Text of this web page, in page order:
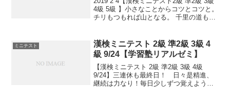
4級 5級 】小さなことからコツとコツと。
チリもつもれば山となる。 千里の道も一
熟語問題などの出来具合が合否...
ミニテスト
漢検ミニテスト 2級 準2級 3級 4
級 9/24【学習塾リアルゼミ】
【漢検ミニテスト 2級 準2級 3級 4級
9/24】三連休も最終日！ 日々是精進、
継続は力なり！毎日少しずつ覚えよう！